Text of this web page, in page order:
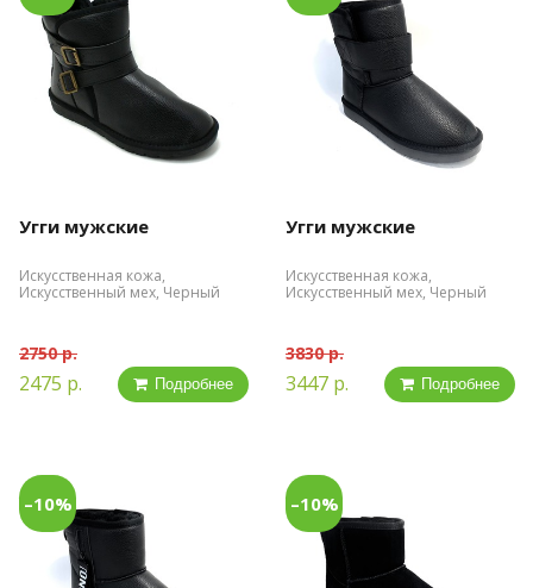
Угги мужские
Искусственная кожа,
Искусственный мех, Черный
2750 р.
2475 р. Подробнее
Угги мужские
Искусственная кожа,
Искусственный мех, Черный
3830 р.
3447 р. Подробнее
–10% –10%